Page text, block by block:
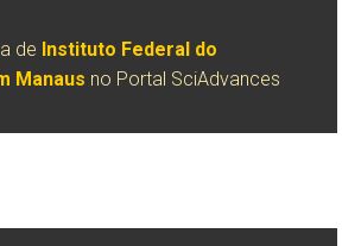
de Instituto Federal do
Manaus no Portal SciAdvances